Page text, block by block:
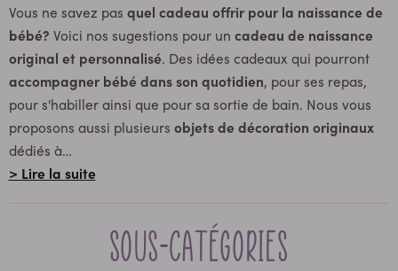
Vous ne savez pas quel cadeau offrir pour la naissance de
bébé? Voici nos sugestions pour un cadeau de naissance
original et personnalisé. Des idées cadeaux qui pourront
accompagner bébé dans son quotidien, pour ses repas,
pour s'habiller ainsi que pour sa sortie de bain. Nous vous
proposons aussi plusieurs objets de décoration originaux
dédiés à…
> Lire la suite
Sous-catégories